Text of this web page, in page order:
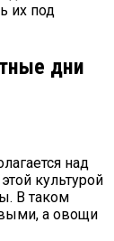
их под
дни
над
культурой
В таком
а овощи